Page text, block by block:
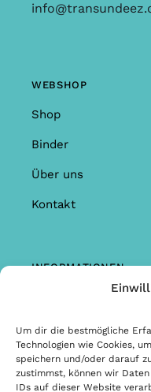
Um dir die bestmögliche
Technologien wie Cookies,
speichern und/oder darauf
zustimmst, können wir
IDs auf dieser Website
WEBSHOP
Shop
Binder
Über uns
Kontakt
INFORMATIONEN
Garantie &
Allgemeine
Allgemeine